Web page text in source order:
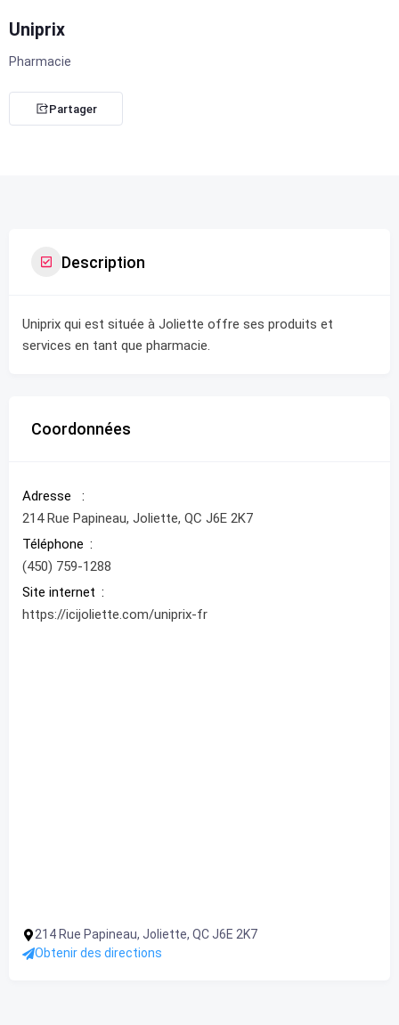
Uniprix
Pharmacie
Partager
Description
Uniprix qui est située à Joliette offre ses produits et
services en tant que pharmacie.
Coordonnées
Adresse
214 Rue Papineau, Joliette, QC J6E 2K7
Téléphone
(450) 759-1288
Site internet
https://icijoliette.com/uniprix-fr
214 Rue Papineau, Joliette, QC J6E 2K7
Obtenir des directions